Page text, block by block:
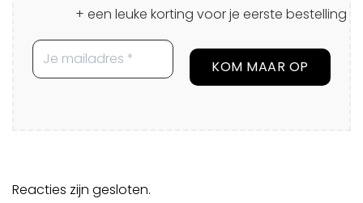
+ een leuke korting voor je eerste bestelling
Reacties zijn gesloten.